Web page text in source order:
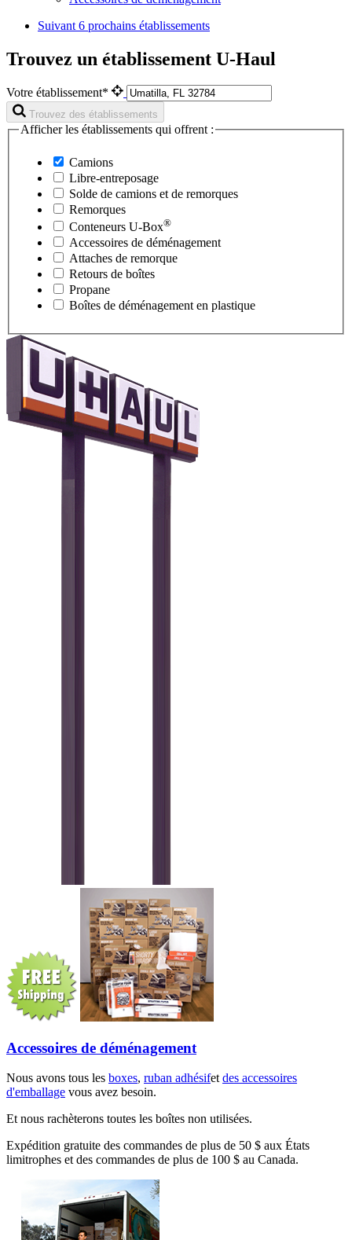
Suivant 6 prochains établissements
Trouvez un établissement U-Haul
Votre établissement*
Trouvez des établissements
Afficher les établissements qui offrent :
Camions
Libre-entreposage
Solde de camions et de remorques
Remorques
Conteneurs U-Box®
Accessoires de déménagement
Attaches de remorque
Retours de boîtes
Propane
Boîtes de déménagement en plastique
Accessoires de déménagement
Nous avons tous les boxes, ruban adhésifetdes accessoires
d'emballage vous avez besoin.
Et nous rachèterons toutes les boîtes non utilisées.
Expédition gratuite des commandes de plus de 50 $ aux États
limitrophes et des commandes de plus de 100 $ au Canada.